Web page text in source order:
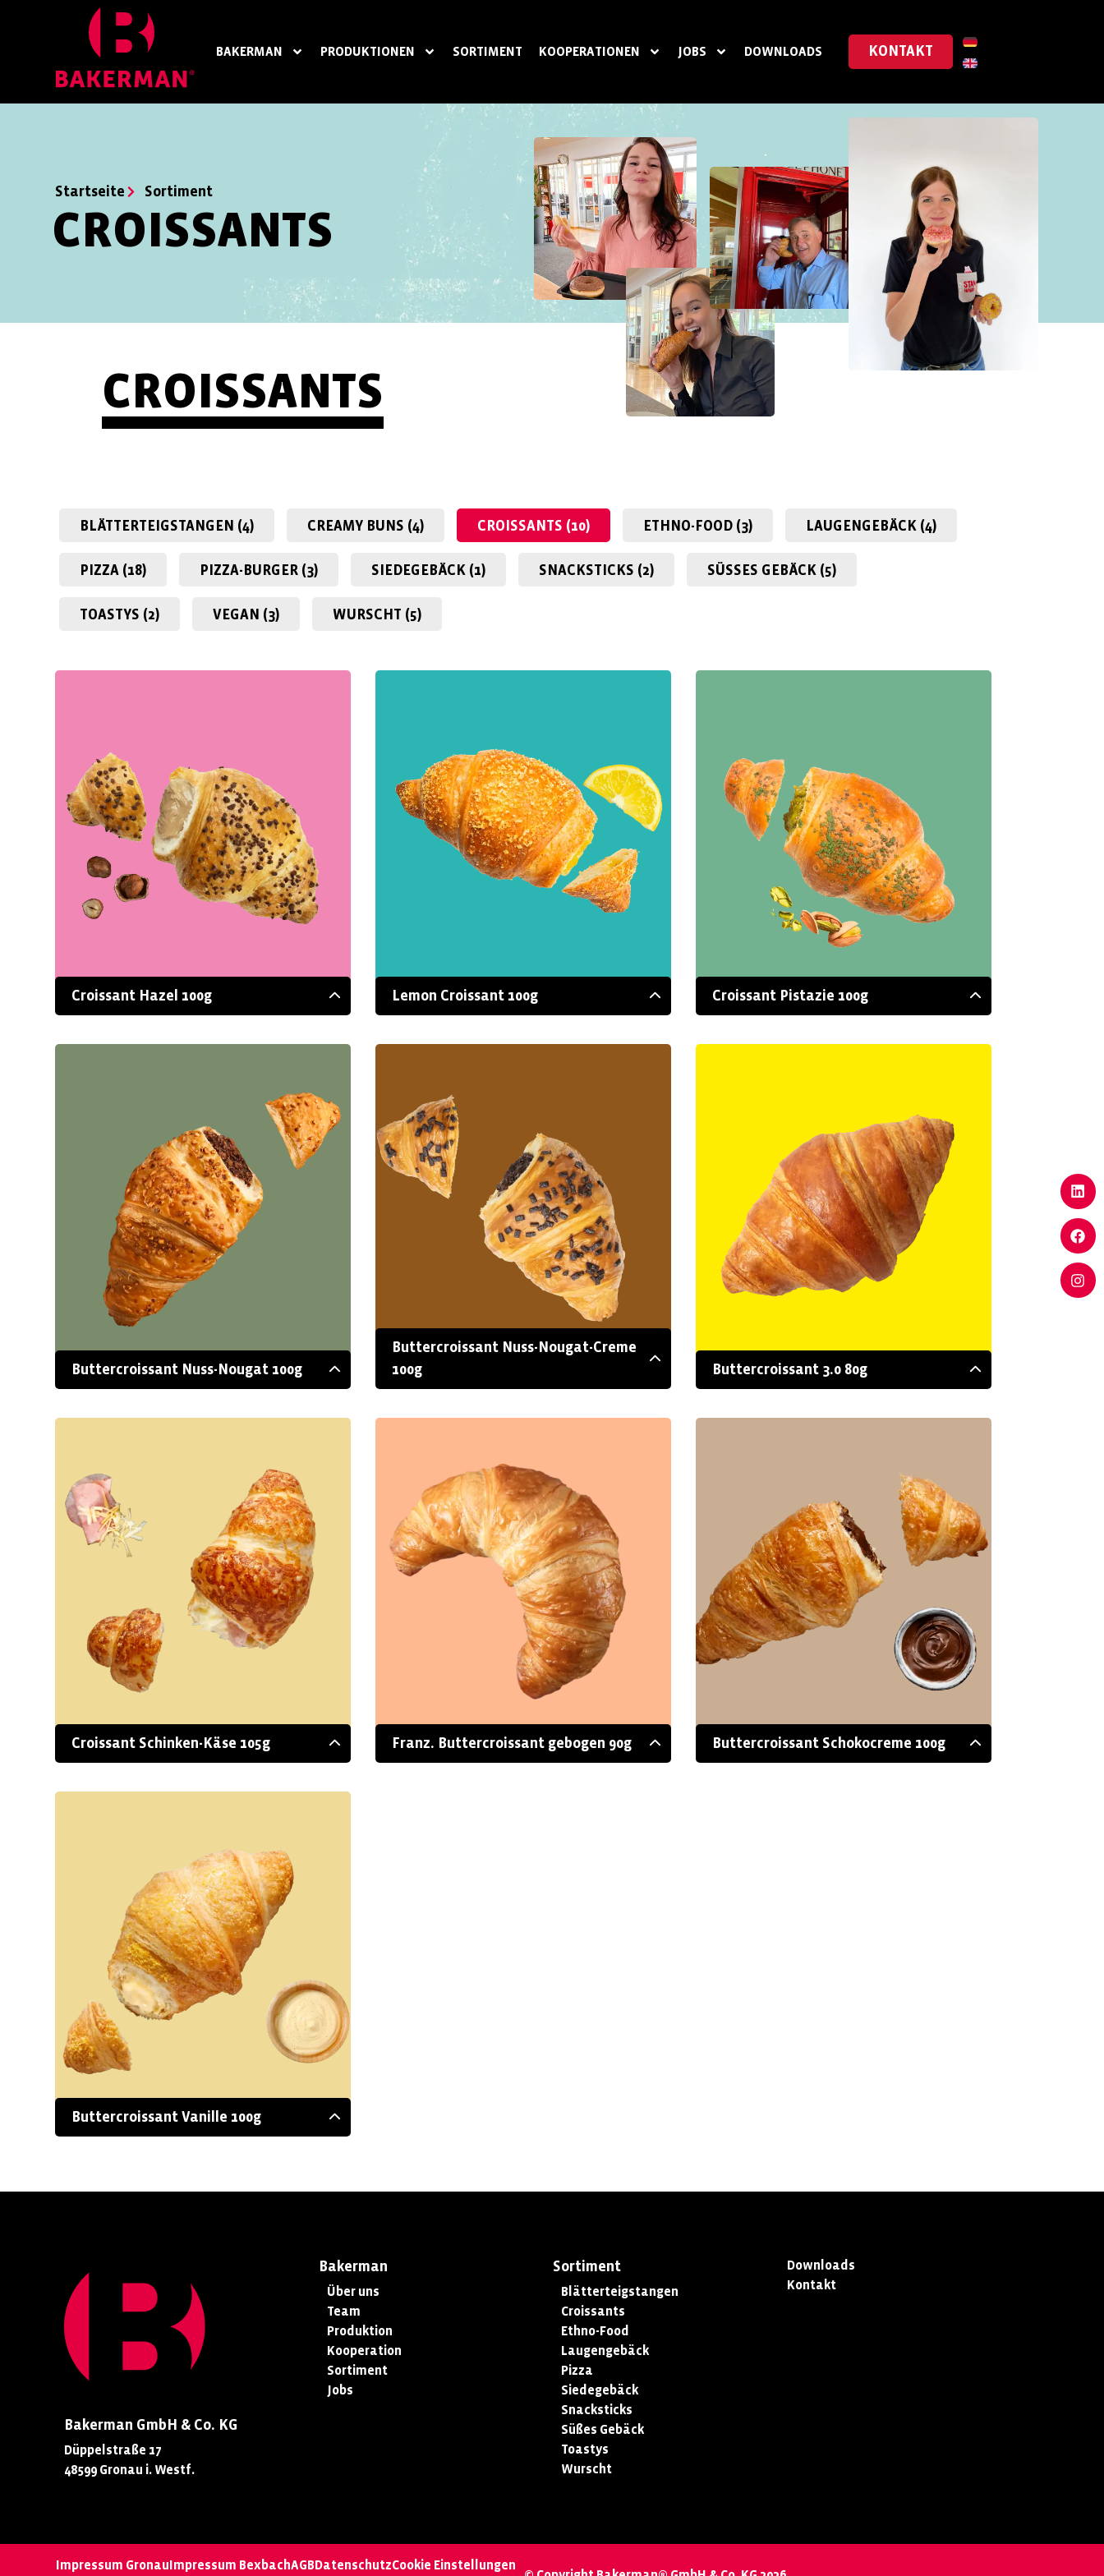
BAKERMAN PRODUKTIONEN SORTIMENT KOOPERATIONEN JOBS DOWNLOADS KONTAKT
Startseite Sortiment
CROISSANTS
CROISSANTS
BLÄTTERTEIG­­STANGEN (4) CREAMY BUNS (4) CROISSANTS (10) ETHNO-FOOD (3) LAUGEN­GEBÄCK (4)
PIZZA (18) PIZZA-BURGER (3) SIEDEGEBÄCK (1) SNACKSTICKS (2) SÜSSES GEBÄCK (5)
TOASTYS (2) VEGAN (3) WURSCHT (5)
Croissant Hazel 100g Lemon Croissant 100g Croissant Pistazie 100g
Buttercroissant Nuss-Nougat 100g
Buttercroissant Nuss-Nougat-Creme
100g
Buttercroissant 3.0 80g
Croissant Schinken-Käse 105g Franz. Buttercroissant gebogen 90g Buttercroissant Schokocreme 100g
Buttercroissant Vanille 100g
Bakerman GmbH & Co. KG
Düppelstraße 17
48599 Gronau i. Westf.
Bakerman
Über uns
Team
Produktion
Kooperation
Sortiment
Jobs
Sortiment
Blätterteigstangen
Croissants
Ethno-Food
Laugengebäck
Pizza
Siedegebäck
Snacksticks
Süßes Gebäck
Toastys
Wurscht
Downloads
Kontakt
Impressum GronauImpressum BexbachAGBDatenschutzCookie Einstellungen